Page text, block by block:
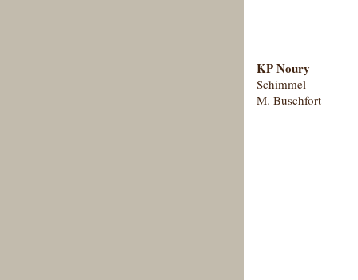
KP Noury
Schimmel
M. Buschfort